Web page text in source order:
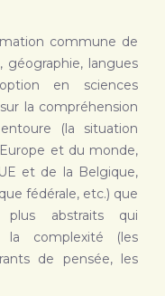
commune de
géographie, langues
en sciences
la compréhension
(la situation
et du monde,
et de la Belgique,
fédérale, etc.) que
abstraits qui
la complexité (les
de pensée, les